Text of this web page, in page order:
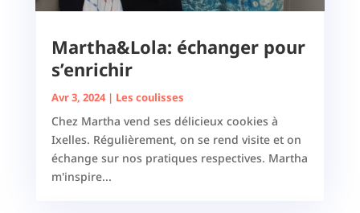
Martha&Lola: échanger pour
s’enrichir
Avr 3, 2024| Les coulisses
Chez Martha vend ses délicieux cookies à
Ixelles. Régulièrement, on se rend visite et on
échange sur nos pratiques respectives. Martha
m'inspire...